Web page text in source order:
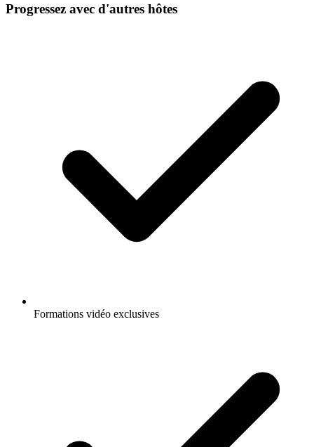
Progressez avec d'autres hôtes
Formations vidéo exclusives